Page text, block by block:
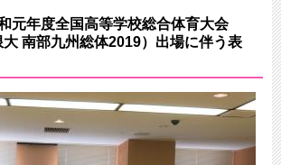
年度全国高等学校総合体育大会
大 南部九州総体2019）出場に伴う表